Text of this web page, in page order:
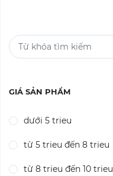
GIÁ SẢN PHẨM
dưới 5 trieu
từ 5 trieu đến 8 trieu
từ 8 trieu đến 10 trieu